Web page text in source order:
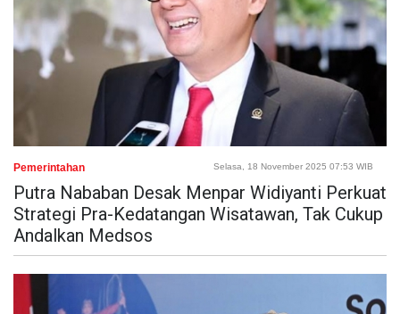
Pemerintahan Selasa, 18 November 2025 07:53 WIB
Putra Nababan Desak Menpar Widiyanti Perkuat
Strategi Pra-Kedatangan Wisatawan, Tak Cukup
Andalkan Medsos